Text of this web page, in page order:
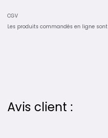
CGV
Les produits commandés en ligne sont
Avis client :